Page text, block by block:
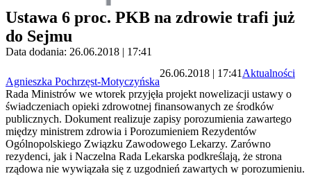
Ustawa 6 proc. PKB na zdrowie trafi już
do Sejmu
Data dodania: 26.06.2018 | 17:41
Agnieszka Pochrzęst-Motyczyńska
26.06.2018 | 17:41 Aktualności
Rada Ministrów we wtorek przyjęła projekt nowelizacji ustawy o
świadczeniach opieki zdrowotnej finansowanych ze środków
publicznych. Dokument realizuje zapisy porozumienia zawartego
między ministrem zdrowia i Porozumieniem Rezydentów
Ogólnopolskiego Związku Zawodowego Lekarzy. Zarówno
rezydenci, jak i Naczelna Rada Lekarska podkreślają, że strona
rządowa nie wywiązała się z uzgodnień zawartych w porozumieniu.